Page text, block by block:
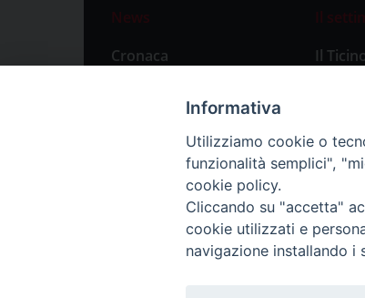
News
Cronaca
Primo Piano
Il
Il
Informativa
Utilizziamo cookie o
funzionalità semplici",
cookie policy.
Cliccando su "accetta"
cookie utilizzati e
navigazione installando